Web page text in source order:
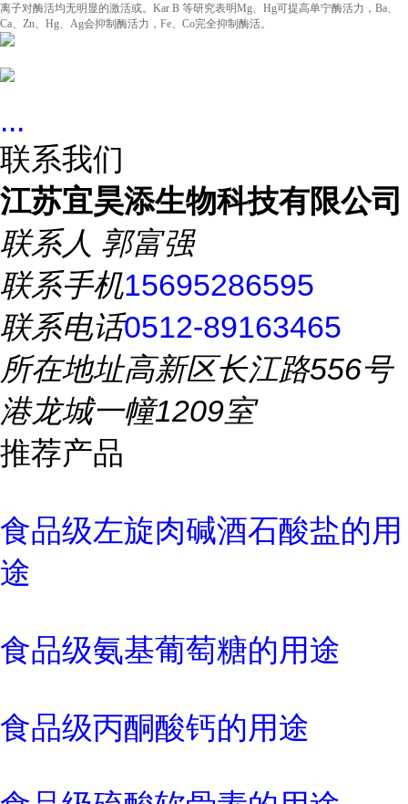
离子对酶活均无明显的激活或。Kar B 等研究表明Mg、Hg可提高单宁酶活力，Ba、
Ca、Zn、Hg、Ag会抑制酶活力，Fe、Co完全抑制酶活。
...
联系我们
江苏宜昊添生物科技有限公司
联系人 郭富强
联系手机15695286595
联系电话0512-89163465
所在地址高新区长江路556号
港龙城一幢1209室
推荐产品
食品级左旋肉碱酒石酸盐的用
途
食品级氨基葡萄糖的用途
食品级丙酮酸钙的用途